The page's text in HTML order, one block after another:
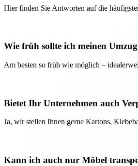
Hier finden Sie Antworten auf die
Wie früh sollte ich meinen
Am besten so früh wie möglich –
Bietet Ihr Unternehmen auch
Ja, wir stellen Ihnen gerne Kartons,
Kann ich auch nur Möbel